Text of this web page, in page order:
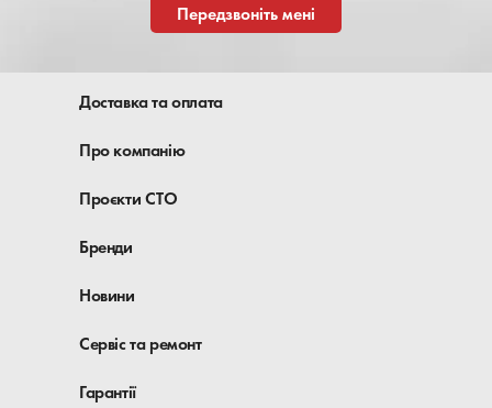
Передзвоніть мені
Доставка та оплата
Про компанію
Проєкти СТО
Бренди
Новини
Сервіс та ремонт
Гарантії